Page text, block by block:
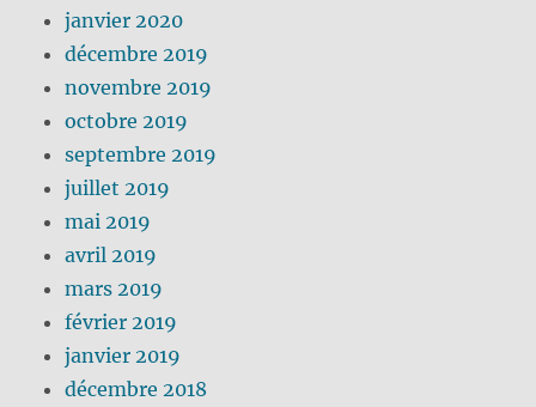
janvier 2020
décembre 2019
novembre 2019
octobre 2019
septembre 2019
juillet 2019
mai 2019
avril 2019
mars 2019
février 2019
janvier 2019
décembre 2018